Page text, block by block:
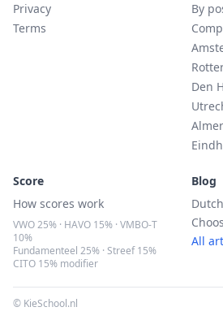
Privacy
Terms
By
Den
Score
How scores work
VWO 25% · HAVO 15% · VMBO-T
10%
Fundamenteel 25% · Streef 15%
CITO 15% modifier
Blog
All
© KieSchool.nl